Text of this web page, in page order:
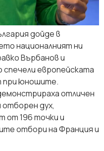
дойде в
националният ни
Върбанов и
европейската
при юношите.
отличен
отборен дух,
от 196 точки и
отбори на Франция и